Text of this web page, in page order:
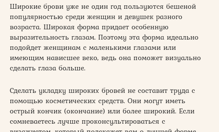
Широкие брови уже не один год пользуются бешеной
популярностью среди женщин и девушек разного
возраста. Широкая форма придает особенную
выразительность глазам. Поэтому эта форма идеально
подойдет женщинам с маленькими глазами или
имеющим нависшее веко, ведь она поможет визуально
сделать глаза больше.
Сделать укладку широких бровей не составит труда с
помощью косметических средств. Они могут иметь
острый кончик (окончание) или более широкий. Если
сомневаетесь лучше проконсультироваться с